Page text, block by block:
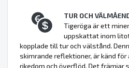
TUR OCH
Tigeröga är ett
uppskattat inom
kopplade till tur och välstånd.
skimrande reflektioner, är känd
rikedom och överflöd. Det främjar